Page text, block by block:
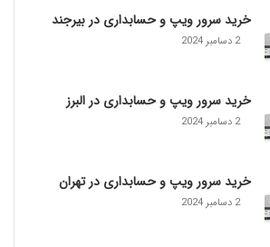
خرید سرور ویپ و حسابداری در بیرجند
2 دسامبر 2024
خرید سرور ویپ و حسابداری در البرز
2 دسامبر 2024
خرید سرور ویپ و حسابداری در تهران
2 دسامبر 2024